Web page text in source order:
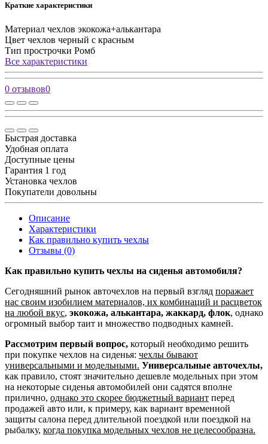
Краткие характеристики
Материал чехлов экокожа+алькантара
Цвет чехлов черный с красным
Тип прострочки Ромб
Все характеристики
0 отзывов0
Быстрая доставка
Удобная оплата
Доступные цены
Гарантия 1 год
Установка чехлов
Покупатели довольны
Описание
Характеристики
Как правильно купить чехлы
Отзывы (0)
Как правильно купить чехлы на сиденья автомобиля?
Сегодняшний рынок авточехлов на первый взгляд поражает
нас своим изобилием материалов, их комбинаций и расцветок
на любой вкус, экокожа, алькантара, жаккард, флок, однако
огромный выбор таит и множество подводных камней.
Рассмотрим первый вопрос, который необходимо решить
при покупке чехлов на сиденья: чехлы бывают
универсальными и модельными. Универсальные авточехлы,
как правило, стоят значительно дешевле модельных при этом
на некоторые сиденья автомобилей они садятся вполне
прилично, однако это скорее бюджетный вариант перед
продажей авто или, к примеру, как вариант временной
защиты салона перед длительной поездкой или поездкой на
рыбалку, когда покупка модельных чехлов не целесообразна.